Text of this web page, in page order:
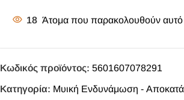
18 Άτομα που παρακολουθούν αυτό
Κωδικός προϊόντος: 5601607078291
Κατηγορία: Μυική Ενδυνάμωση -